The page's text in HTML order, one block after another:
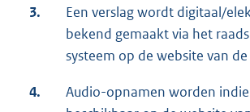
3.
Een verslag wordt digitaal/
bekend gemaakt via het
systeem op de website van
4.
Audio-opnamen worden